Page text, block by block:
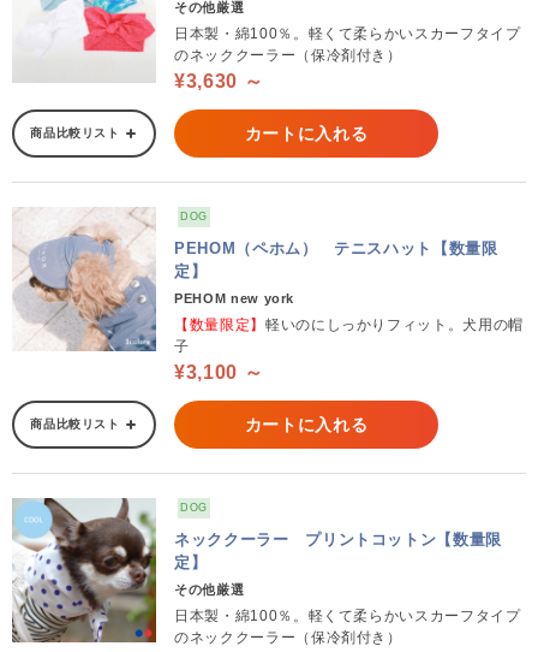
その他厳選
日本製・綿100％。軽くて柔らかいスカーフタイプ
のネッククーラー（保冷剤付き）
¥3,630 ～
商品比較リスト カートに入れる
DOG
PEHOM（ペホム） テニスハット【数量限
定】
PEHOM new york
【数量限定】 軽いのにしっかりフィット。犬用の帽
子
¥3,100 ～
商品比較リスト カートに入れる
DOG
ネッククーラー プリントコットン【数量限
定】
その他厳選
日本製・綿100％。軽くて柔らかいスカーフタイプ
のネッククーラー（保冷剤付き）